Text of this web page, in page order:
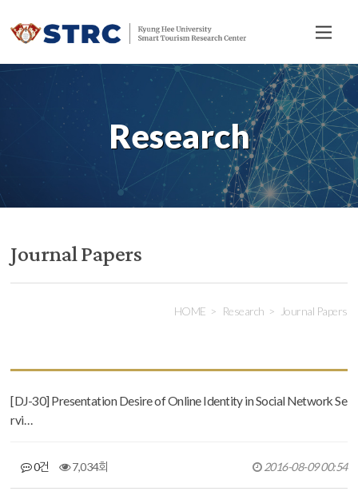
전
체
메
뉴
Research
Journal Papers
HOME Research Journal Papers
[DJ-30] Presentation Desire of Online Identity in Social Network Se
rvi…
0건 7,034회 2016-08-09 00:54